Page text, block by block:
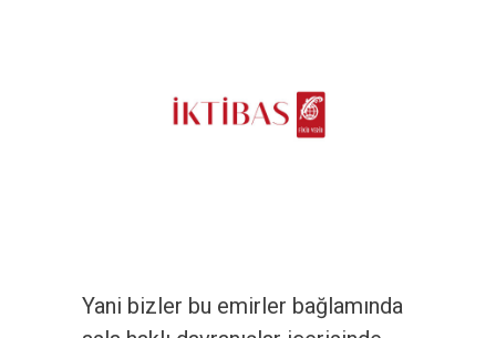
Yani bizler bu emirler bağlamında